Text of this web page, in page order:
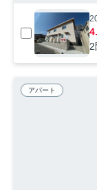
2
アパート